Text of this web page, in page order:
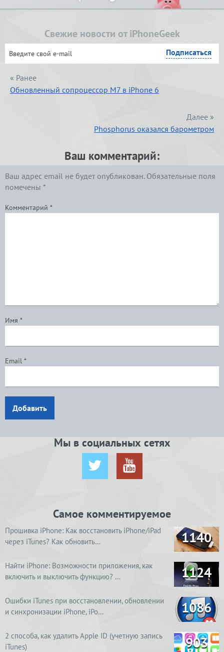
Свежие новости от iPhoneGeek
« Ранее
Обновленный сопроцессор М7 в iPhone 6
Далее »
Phosphorus оказался барометром
Ваш комментарий:
Ваш адрес email не будет опубликован. Обязательные поля
помечены *
Комментарий *
Имя *
Email *
Добавить
Мы в социальных сетях
Самое комментируемое
Прошивка iPhone: Как восстановить iPhone/iPad
через iTunes? Как обновить…
1140
Найти iPhone: Возможности приложения, как
включить и выключить функцию? …
1124
Ошибки iTunes при восстановлении, обновлении
и синхронизации iPhone, iPo…
1086
2 способа, как удалить Apple ID (учетную запись
iTunes)
903